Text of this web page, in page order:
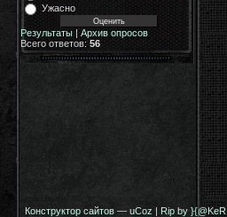
Ужасно
Результаты | Архив опросов
Всего ответов: 56
Конструктор сайтов — uCoz | Rip by }{@KeR